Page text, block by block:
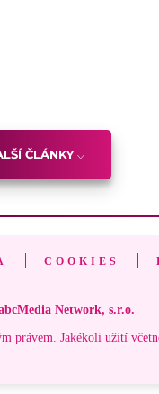
ČLÁNKY
COOKIES
Network, s.r.o.
právem. Jakékoli užití